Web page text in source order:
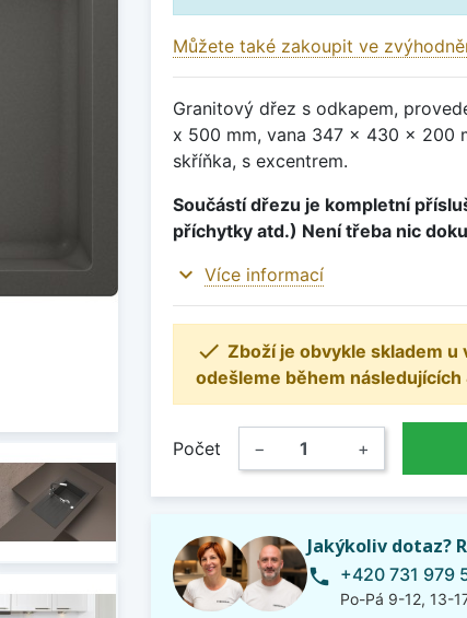
Můžete také zakoupit ve
Granitový dřez s odkapem,
x 500 mm, vana 347 x 430 x 200
skříňka, s excentrem.
Součástí dřezu je kompletní
příchytky atd.) Není třeba nic
expand_more Více informací
 Zboží je obvykle skladem
odešleme během
Počet − +
Jakýkoliv dotaz?
phone +420 731 979
Po-Pá 9-12, 13-